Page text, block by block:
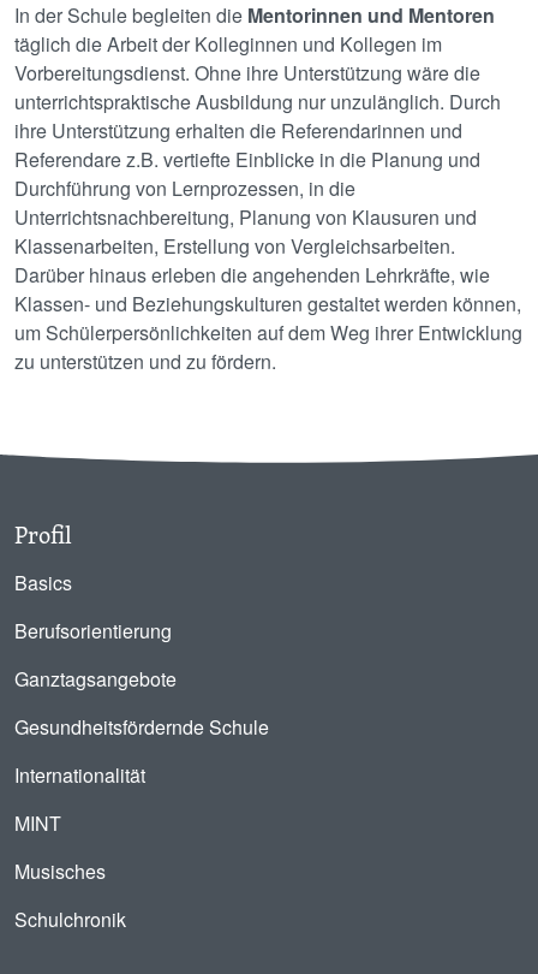
In der Schule begleiten die Mentorinnen und Mentoren
täglich die Arbeit der Kolleginnen und Kollegen im
Vorbereitungsdienst. Ohne ihre Unterstützung wäre die
unterrichtspraktische Ausbildung nur unzulänglich. Durch
ihre Unterstützung erhalten die Referendarinnen und
Referendare z.B. vertiefte Einblicke in die Planung und
Durchführung von Lernprozessen, in die
Unterrichtsnachbereitung, Planung von Klausuren und
Klassenarbeiten, Erstellung von Vergleichsarbeiten.
Darüber hinaus erleben die angehenden Lehrkräfte, wie
Klassen- und Beziehungskulturen gestaltet werden können,
um Schülerpersönlichkeiten auf dem Weg ihrer Entwicklung
zu unterstützen und zu fördern.
Profil
Basics
Berufsorientierung
Ganztagsangebote
Gesundheitsfördernde Schule
Internationalität
MINT
Musisches
Schulchronik